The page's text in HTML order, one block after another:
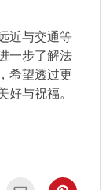
近与交通等
一步了解法
希望透过更
与祝福。